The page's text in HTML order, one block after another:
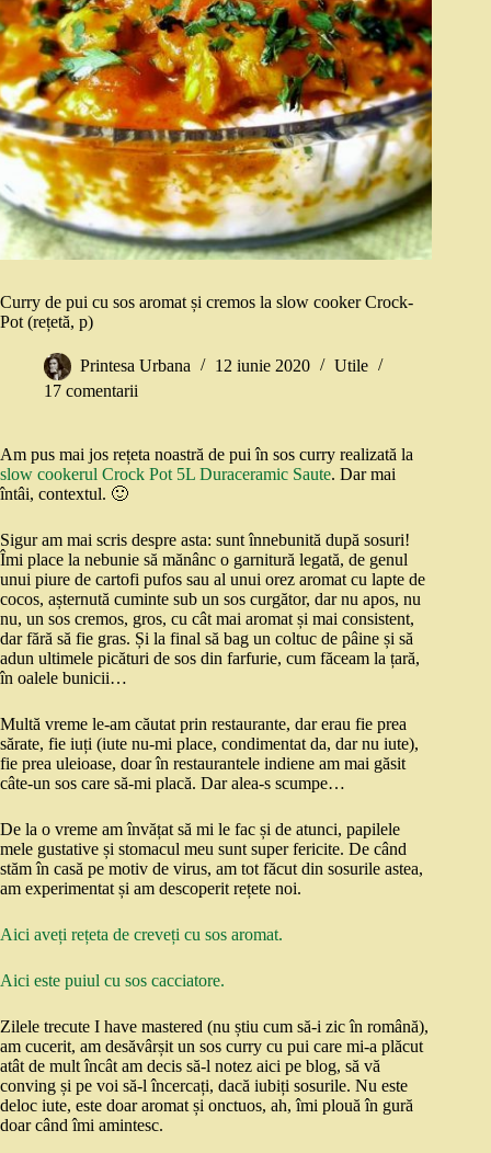
Curry de pui cu sos aromat și cremos la slow cooker Crock-
Pot (rețetă, p)
Printesa Urbana 12 iunie 2020
Utile
17 comentarii
Am pus mai jos rețeta noastră de pui în sos curry realizată la
slow cookerul Crock Pot 5L Duraceramic Saute. Dar mai
întâi, contextul. 🙂
Sigur am mai scris despre asta: sunt înnebunită după sosuri!
Îmi place la nebunie să mănânc o garnitură legată, de genul
unui piure de cartofi pufos sau al unui orez aromat cu lapte de
cocos, așternută cuminte sub un sos curgător, dar nu apos, nu
nu, un sos cremos, gros, cu cât mai aromat și mai consistent,
dar fără să fie gras. Și la final să bag un coltuc de pâine și să
adun ultimele picături de sos din farfurie, cum făceam la țară,
în oalele bunicii…
Multă vreme le-am căutat prin restaurante, dar erau fie prea
sărate, fie iuți (iute nu-mi place, condimentat da, dar nu iute),
fie prea uleioase, doar în restaurantele indiene am mai găsit
câte-un sos care să-mi placă. Dar alea-s scumpe…
De la o vreme am învățat să mi le fac și de atunci, papilele
mele gustative și stomacul meu sunt super fericite. De când
stăm în casă pe motiv de virus, am tot făcut din sosurile astea,
am experimentat și am descoperit rețete noi.
Aici aveți rețeta de creveți cu sos aromat.
Aici este puiul cu sos cacciatore.
Zilele trecute I have mastered (nu știu cum să-i zic în română),
am cucerit, am desăvârșit un sos curry cu pui care mi-a plăcut
atât de mult încât am decis să-l notez aici pe blog, să vă
conving și pe voi să-l încercați, dacă iubiți sosurile. Nu este
deloc iute, este doar aromat și onctuos, ah, îmi plouă în gură
doar când îmi amintesc.